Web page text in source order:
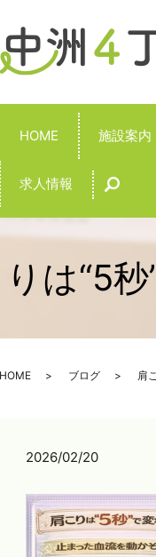
HOME 施設案内
求人情報
search
りは“5
HOME ブログ 肩
2026/02/20